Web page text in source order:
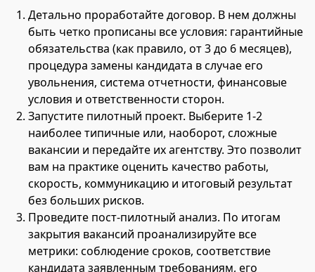
Детально проработайте договор. В нем должны
быть четко прописаны все условия: гарантийные
обязательства (как правило, от 3 до 6 месяцев),
процедура замены кандидата в случае его
увольнения, система отчетности, финансовые
условия и ответственности сторон.
Запустите пилотный проект. Выберите 1-2
наиболее типичные или, наоборот, сложные
вакансии и передайте их агентству. Это позволит
вам на практике оценить качество работы,
скорость, коммуникацию и итоговый результат
без больших рисков.
Проведите пост-пилотный анализ. По итогам
закрытия вакансий проанализируйте все
метрики: соблюдение сроков, соответствие
кандидата заявленным требованиям, его